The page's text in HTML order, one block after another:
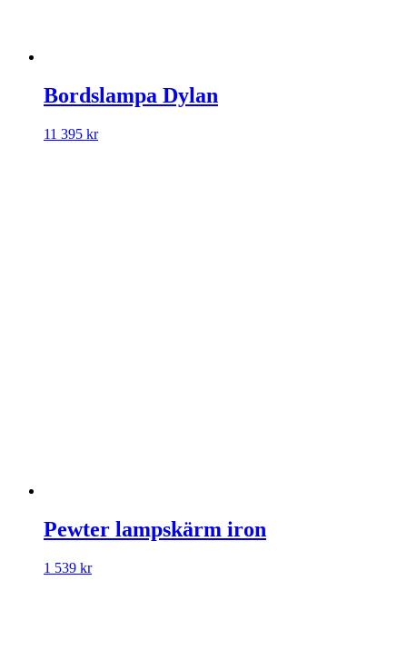
Bordslampa Dylan
11 395 kr
Pewter lampskärm iron
1 539 kr